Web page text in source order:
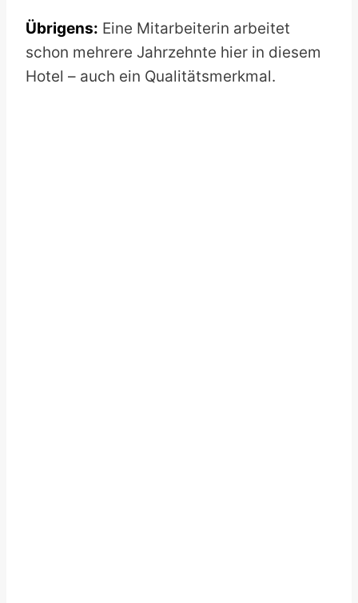
Übrigens: Eine Mitarbeiterin arbeitet
schon mehrere Jahrzehnte hier in diesem
Hotel – auch ein Qualitätsmerkmal.